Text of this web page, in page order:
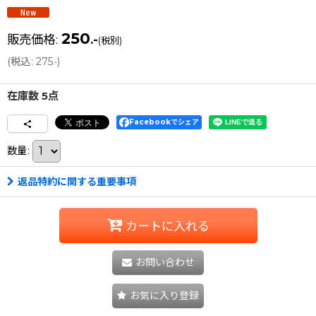
販売価格: 250.-(税別)
(税込: 275.-)
在庫数 5点
Facebookでシェア
数量:
返品特約に関する重要事項
カートに入れる
お問い合わせ
お気に入り登録